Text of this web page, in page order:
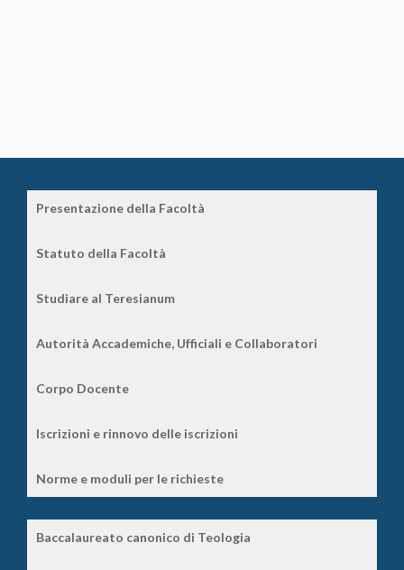
Presentazione della Facoltà
Statuto della Facoltà
Studiare al Teresianum
Autorità Accademiche, Ufficiali e Collaboratori
Corpo Docente
Iscrizioni e rinnovo delle iscrizioni
Norme e moduli per le richieste
Baccalaureato canonico di Teologia